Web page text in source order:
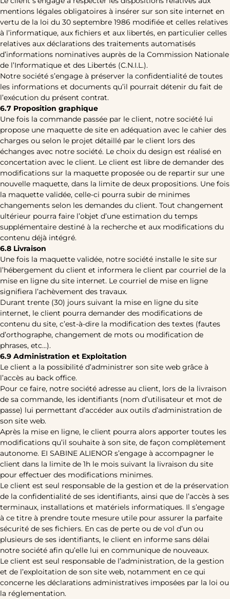
mentions légales obligatoires à insérer sur son site internet en
vertu de la loi du 30 septembre 1986 modifiée et celles relatives
à l’informatique, aux fichiers et aux libertés, en particulier celles
relatives aux déclarations des traitements automatisés
d’informations nominatives auprès de la Commission Nationale
de l’Informatique et des Libertés (C.N.I.L.).
Notre société s’engage à préserver la confidentialité de toutes
les informations et documents qu’il pourrait détenir du fait de
l’exécution du présent contrat.
6.7 Proposition graphique
Une fois la commande passée par le client, notre société lui
propose une maquette de site en adéquation avec le cahier des
charges ou selon le projet détaillé par le client lors des
échanges avec notre société. Le choix du design est réalisé en
concertation avec le client. Le client est libre de demander des
modifications sur la maquette proposée ou de repartir sur une
nouvelle maquette, dans la limite de deux propositions. Une fois
la maquette validée, celle-ci pourra subir de minimes
changements selon les demandes du client. Tout changement
ultérieur pourra faire l’objet d’une estimation du temps
supplémentaire destiné à la recherche et aux modifications du
contenu déjà intégré.
6.8 Livraison
Une fois la maquette validée, notre société installe le site sur
l’hébergement du client et informera le client par courriel de la
mise en ligne du site internet. Le courriel de mise en ligne
signifiera l’achèvement des travaux.
Durant trente (30) jours suivant la mise en ligne du site
internet, le client pourra demander des modifications de
contenu du site, c’est-à-dire la modification des textes (fautes
d’orthographe, changement de mots ou modification de
phrases, etc…).
6.9 Administration et Exploitation
Le client a la possibilité d’administrer son site web grâce à
l’accès au back office.
Pour ce faire, notre société adresse au client, lors de la livraison
de sa commande, les identifiants (nom d’utilisateur et mot de
passe) lui permettant d’accéder aux outils d’administration de
son site web.
Après la mise en ligne, le client pourra alors apporter toutes les
modifications qu’il souhaite à son site, de façon complètement
autonome. EI SABINE ALIENOR s’engage à accompagner le
client dans la limite de 1h le mois suivant la livraison du site
pour effectuer des modifications minimes.
Le client est seul responsable de la gestion et de la préservation
de la confidentialité de ses identifiants, ainsi que de l’accès à ses
terminaux, installations et matériels informatiques. Il s’engage
à ce titre à prendre toute mesure utile pour assurer la parfaite
sécurité de ses fichiers. En cas de perte ou de vol d’un ou
plusieurs de ses identifiants, le client en informe sans délai
notre société afin qu’elle lui en communique de nouveaux.
Le client est seul responsable de l’administration, de la gestion
et de l’exploitation de son site web, notamment en ce qui
concerne les déclarations administratives imposées par la loi ou
la réglementation.